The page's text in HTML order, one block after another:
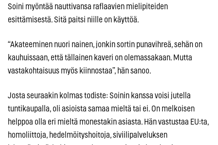
Soini myöntää nauttivansa raflaavien mielipiteiden
esittämisestä. Sitä paitsi niille on käyttöä.
“Akateeminen nuori nainen, jonkin sortin punavihreä, sehän on
kauhuissaan, että tällainen kaveri on olemassakaan. Mutta
vastakohtaisuus myös kiinnostaa”, hän sanoo.
Josta seuraakin kolmas todiste: Soinin kanssa voisi jutella
tuntikaupalla, oli asioista samaa mieltä tai ei. On melkoisen
helppoa olla eri mieltä monestakin asiasta. Hän vastustaa EU:ta,
homoliittoja, hedelmöityshoitoja, siviilipalveluksen